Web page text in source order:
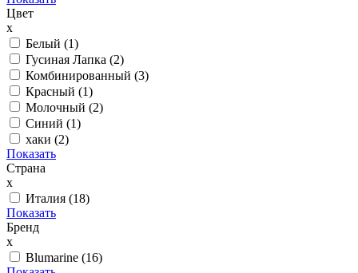
Цвет
x
Белый (1)
Гусиная Лапка (2)
Комбинированный (3)
Красный (1)
Молочный (2)
Синий (1)
хаки (2)
Показать
Страна
x
Италия (18)
Показать
Бренд
x
Blumarine (16)